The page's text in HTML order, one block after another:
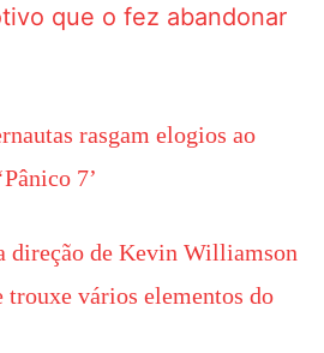
que o fez abandonar
rasgam elogios ao
7’
direção de Kevin Williamson
trouxe vários elementos do